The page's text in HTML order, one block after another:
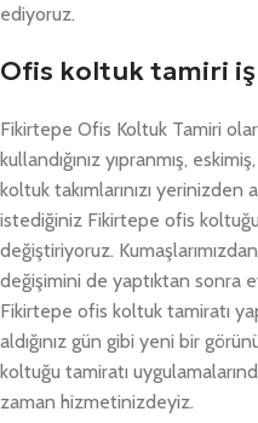
ediyoruz.
Ofis koltuk tamiri
Fikirtepe Ofis Koltuk Tamiri
kullandığınız yıpranmış,
koltuk takımlarınızı yerinizden
istediğiniz Fikirtepe ofis
değiştiriyoruz.
değişimini de yaptıktan sonra
Fikirtepe ofis koltuk tamiratı
aldığınız gün gibi yeni bir
koltuğu tamiratı
zaman hizmetinizdeyiz.